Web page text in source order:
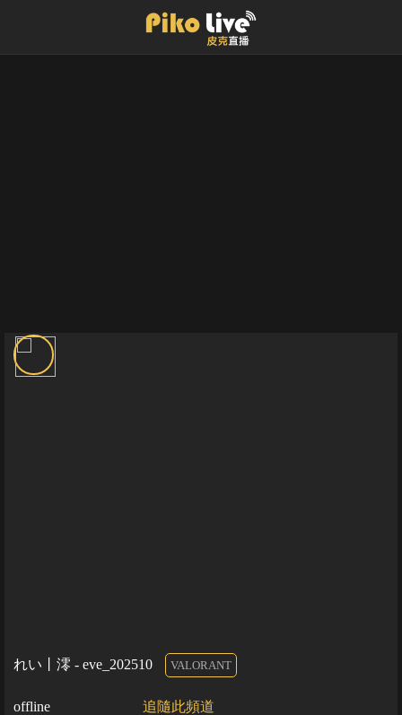
れい丨澪 - eve_202510 VALORANT
offline 追隨此頻道